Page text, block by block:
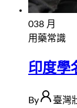
038 月
用藥常識
印度學
By
臺灣